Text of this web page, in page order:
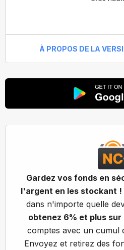
À PROPOS DE LA
Gardez vos fonds en
l'argent en les stockant !
dans n'importe quelle
obtenez 6% et plus sur
comptes avec un cumul
Envoyez et retirez des